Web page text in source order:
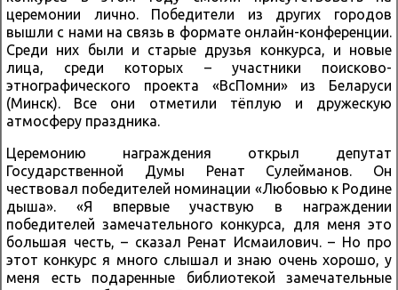
церемонии лично. Победители из других городов
вышли с нами на связь в формате онлайн-конференции.
Среди них были и старые друзья конкурса, и новые
лица, среди которых – участники поисково-
этнографического проекта «ВсПомни» из Беларуси
(Минск). Все они отметили тёплую и дружескую
атмосферу праздника.
Церемонию награждения открыл депутат
Государственной Думы Ренат Сулейманов. Он
чествовал победителей номинации «Любовью к Родине
дыша». «Я впервые участвую в награждении
победителей замечательного конкурса, для меня это
большая честь, – сказал Ренат Исмаилович. – Но про
этот конкурс я много слышал и знаю очень хорошо, у
меня есть подаренные библиотекой замечательные